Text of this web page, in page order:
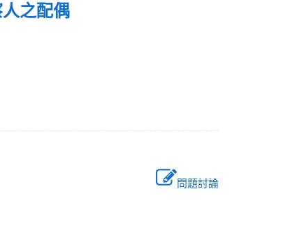
人之配偶
問題討論